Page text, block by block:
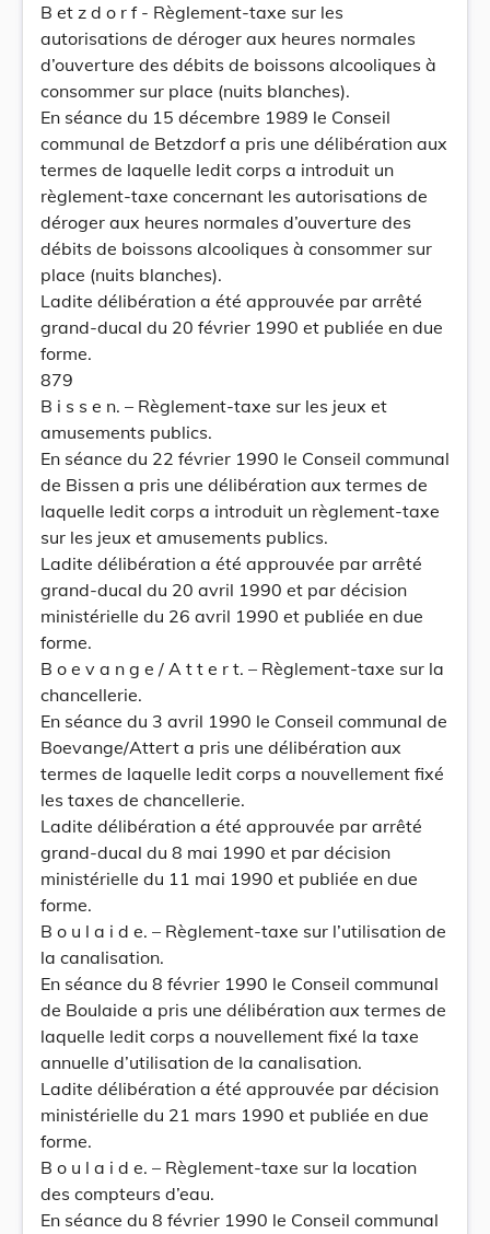
B et z d o r f - Règlement-taxe sur les
autorisations de déroger aux heures normales
d’ouverture des débits de boissons alcooliques à
consommer sur place (nuits blanches).
En séance du 15 décembre 1989 le Conseil
communal de Betzdorf a pris une délibération aux
termes de laquelle ledit corps a introduit un
règlement-taxe concernant les autorisations de
déroger aux heures normales d’ouverture des
débits de boissons alcooliques à consommer sur
place (nuits blanches).
Ladite délibération a été approuvée par arrêté
grand-ducal du 20 février 1990 et publiée en due
forme.
879
B i s s e n. – Règlement-taxe sur les jeux et
amusements publics.
En séance du 22 février 1990 le Conseil communal
de Bissen a pris une délibération aux termes de
laquelle ledit corps a introduit un règlement-taxe
sur les jeux et amusements publics.
Ladite délibération a été approuvée par arrêté
grand-ducal du 20 avril 1990 et par décision
ministérielle du 26 avril 1990 et publiée en due
forme.
B o e v a n g e / A t t e r t. – Règlement-taxe sur la
chancellerie.
En séance du 3 avril 1990 le Conseil communal de
Boevange/Attert a pris une délibération aux
termes de laquelle ledit corps a nouvellement fixé
les taxes de chancellerie.
Ladite délibération a été approuvée par arrêté
grand-ducal du 8 mai 1990 et par décision
ministérielle du 11 mai 1990 et publiée en due
forme.
B o u l a i d e. – Règlement-taxe sur l’utilisation de
la canalisation.
En séance du 8 février 1990 le Conseil communal
de Boulaide a pris une délibération aux termes de
laquelle ledit corps a nouvellement fixé la taxe
annuelle d’utilisation de la canalisation.
Ladite délibération a été approuvée par décision
ministérielle du 21 mars 1990 et publiée en due
forme.
B o u l a i d e. – Règlement-taxe sur la location
des compteurs d’eau.
En séance du 8 février 1990 le Conseil communal